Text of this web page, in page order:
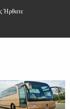
Ήρθατε